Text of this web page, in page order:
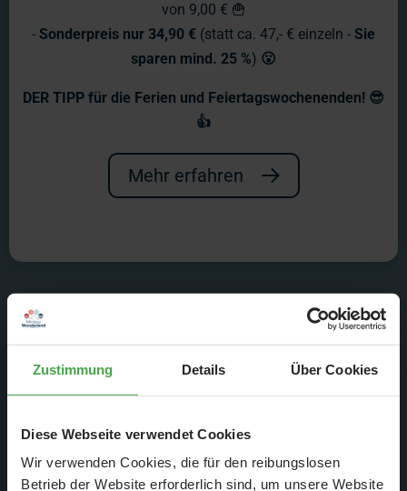
Zustimmung Details Über Cookies
Diese Webseite verwendet Cookies
Wir verwenden Cookies, die für den reibungslosen
Betrieb der Website erforderlich sind, um unsere Website
Halloween Special - Angst
und Schrecken im
Wunderland
von 9,00 € 🍟
- Sonderpreis nur 34,90 € (statt ca. 47,- € einzeln - Sie
sparen mind. 25 %) 😮
DER TIPP für die Ferien und Feiertagswochenenden! 😎
👍
Mehr erfahren